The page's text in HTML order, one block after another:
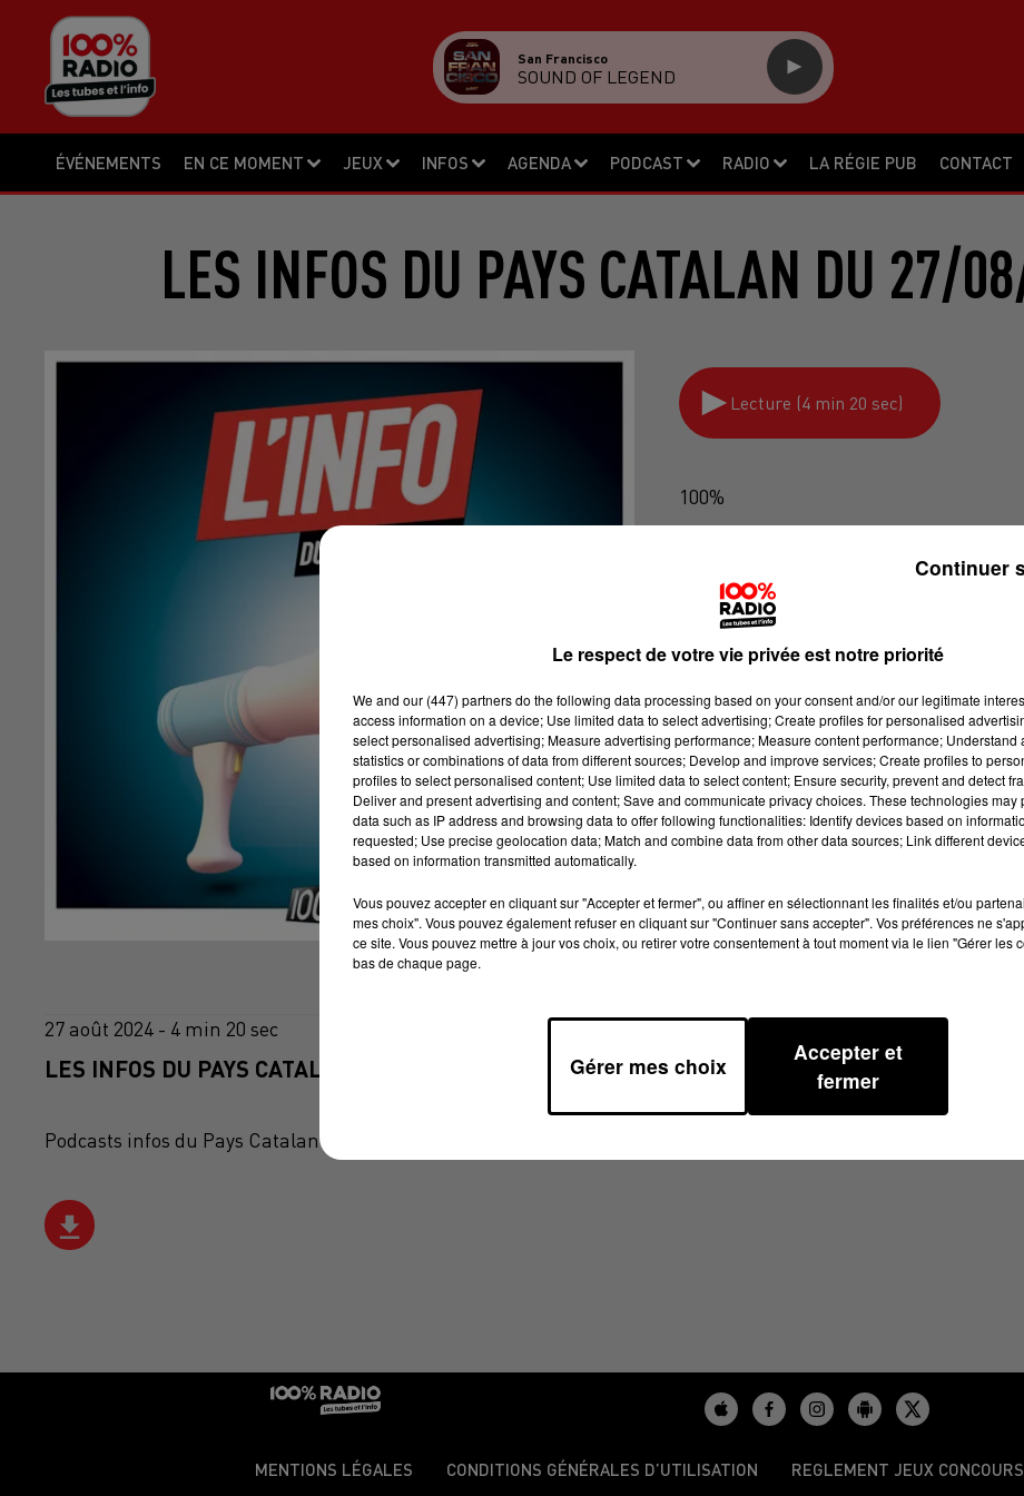
ÉVÉNEMENTS EN CE MOMENT JEUX INFOS AGENDA PODCAST RADIO LA RÉGIE PUB CONTACT
San Francisco
SOUND OF LEGEND
LES INFOS DU PAYS CATALAN DU 27/
Lecture (4 min 20 sec)
100%
27 août 2024 - 4 min 20 sec
LES INFOS DU PAYS CATALAN DU 27/08/2024 À 17H00
Podcasts infos du Pays Catalan
MENTIONS LÉGALES CONDITIONS GÉNÉRALES D’UTILISATION REGLEMENT JEUX CONCOURS
Le respect de votre vie privée est notre priorité
We and our (447) partnersdo the following data processing based on your consent and/or our legitimate
access information on a device; Use limited data to select advertising; Create profiles for personalised
select personalised advertising; Measure advertising performance; Measure content performance; Understand
statistics or combinations of data from different sources; Develop and improve services; Create profiles to
profiles to select personalised content; Use limited data to select content; Ensure security, prevent and detect
Deliver and present advertising and content; Save and communicate privacy choices. These technologies may
data such as IP address and browsing data to offer following functionalities: Identify devices based on
requested; Use precise geolocation data; Match and combine data from other data sources; Link different
based on information transmitted automatically.
Vous pouvez accepter en cliquant sur "Accepter et fermer", ou affiner en sélectionnant les finalités et/ou
mes choix". Vous pouvez également refuser en cliquant sur "Continuer sans accepter". Vos préférences ne
ce site. Vous pouvez mettre à jour vos choix, ou retirer votre consentement à tout moment via le lien "Gérer les
bas de chaque page.
Gérer mes choix
Accepter et
fermer
Continuer